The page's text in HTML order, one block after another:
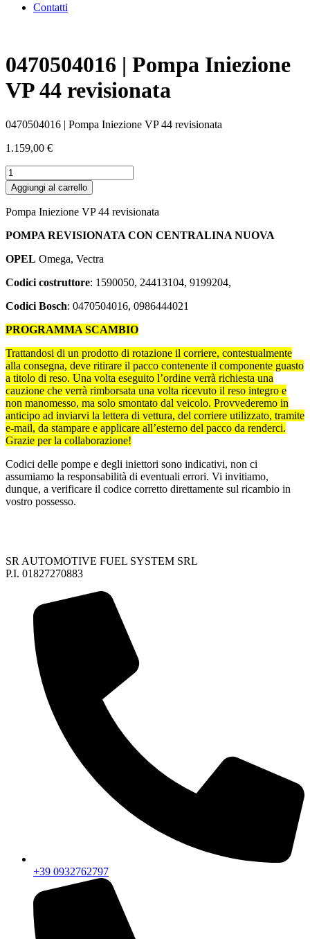
Contatti
0470504016 | Pompa Iniezione
VP 44 revisionata
0470504016 | Pompa Iniezione VP 44 revisionata
1.159,00 €
0470504016
|
Pompa
Iniezione
44
quantità
Aggiungi al carrello
Pompa Iniezione VP 44 revisionata
POMPA REVISIONATA CON CENTRALINA NUOVA
OPEL Omega, Vectra
Codici costruttore: 1590050, 24413104, 9199204,
Codici Bosch: 0470504016, 0986444021
PROGRAMMA SCAMBIO
Trattandosi di un prodotto di rotazione il corriere, contestualmente
alla consegna, deve ritirare il pacco contenente il componente guasto
a titolo di reso. Una volta eseguito l’ordine verrà richiesta una
cauzione che verrà rimborsata una volta ricevuto il reso integro e
non manomesso, ma solo smontato dal veicolo. Provvederemo in
anticipo ad inviarvi la lettera di vettura, del corriere utilizzato, tramite
e-mail, da stampare e applicare all’esterno del pacco da renderci.
Grazie per la collaborazione!
Codici delle pompe e degli iniettori sono indicativi, non ci
assumiamo la responsabilità di eventuali errori. Vi invitiamo,
dunque, a verificare il codice corretto direttamente sul ricambio in
vostro possesso.
SR AUTOMOTIVE FUEL SYSTEM SRL
P.I. 01827270883
+39 0932762797